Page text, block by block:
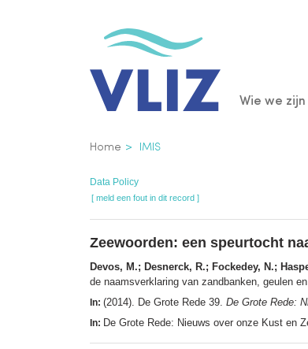
Main
Wie we zijn
Kruimelpad
Home IMIS
Data Policy
[ meld een fout in dit record ]
Zeewoorden: een speurtocht
Devos, M.; Desnerck, R.; Fockedey, N.;
de naamsverklaring van zandbanken, geulen
In: (2014). De Grote Rede 39. De Grote Rede:
In: De Grote Rede: Nieuws over onze Kust en